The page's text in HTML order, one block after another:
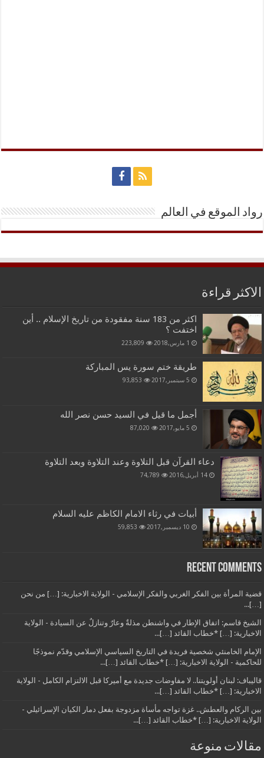
رواد الموقع في العالم
الاكثر قراءة
اكثر من 183 سنة مفقودة من تاريخ الإسلام .. أين
اختفت ؟
1 مارس,2018 223,809
طريقة ختم سورة يس المباركة
5 سبتمبر,2017 93,853
أجمل ما قيل في السيد حسن نصر الله
5 مايو,2017 87,020
دعاء القرآن قبل التلاوة وعند التلاوة وبعد التلاوة
14 أبريل,2016 74,789
أبيات في رثاء الامام الكاظم عليه السلام
10 ديسمبر,2017 59,853
Recent Comments
قضية المرأة بين الفكر الغربي والفكر الإسلامي - الولاية الاخبارية: […] من نحن
[…]...
الشيخ قاسم: اتفاق الإطار في واشنطن مذلةٌ وعارٌ وتنازلٌ عن السيادة - الولاية
الاخبارية: […] *خطاب القائد […]...
الإمام الخامنئي شخصية فريدة في التاريخ السياسي الإسلامي وقدّم نموذجًا
للحاكمية - الولاية الاخبارية: […] *خطاب القائد […]...
قاليباف: لبنان أولويتنا.. لا مفاوضات جديدة مع أميركا قبل الالتزام الكامل - الولاية
الاخبارية: […] *خطاب القائد […]...
بين الركام والعطش.. غزة تواجه مأساة مزدوجة بفعل دمار الكيان الإسرائيلي -
الولاية الاخبارية: […] *خطاب القائد […]...
مقالات منوعة